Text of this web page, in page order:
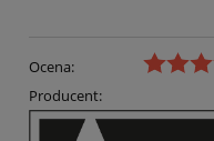
Ocena:
Producent: